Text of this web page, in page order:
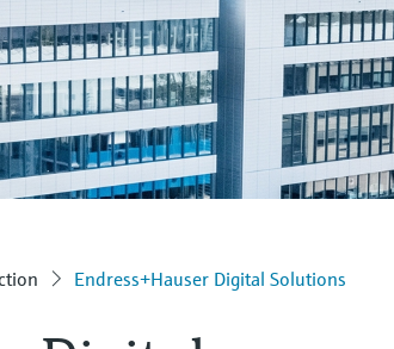
Endress+Hauser Digital Solutions